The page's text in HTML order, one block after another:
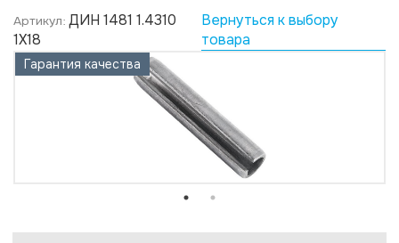
Артикул: ДИН 1481 1.4310
1X18
Вернуться к выбору
товара
Гарантия качества